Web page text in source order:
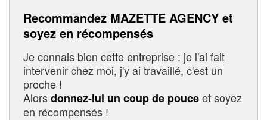
Recommandez MAZETTE AGENCY et
soyez en récompensés
Je connais bien cette entreprise : je l'ai fait
intervenir chez moi, j'y ai travaillé, c'est un
proche !
Alorsdonnez-lui un coup de pouceet soyez
en récompensés !